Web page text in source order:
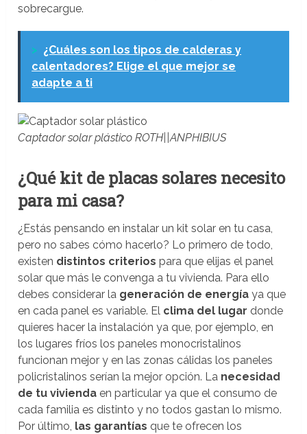
sobrecargue.
> ¿Cuáles son los tipos de calderas y
calentadores? Elige el que mejor se
adapte a ti
Captador solar plástico ROTH||ANPHIBIUS
¿Qué kit de placas solares necesito
para mi casa?
¿Estás pensando en instalar un kit solar en tu casa,
pero no sabes cómo hacerlo? Lo primero de todo,
existen distintos criteriospara que elijas el panel
solar que más le convenga a tu vivienda. Para ello
debes considerar la generación de energíaya que
en cada panel es variable. El clima del lugar donde
quieres hacer la instalación ya que, por ejemplo, en
los lugares fríos los paneles monocristalinos
funcionan mejor y en las zonas cálidas los paneles
policristalinos serían la mejor opción. La necesidad
de tu vivienda en particular ya que el consumo de
cada familia es distinto y no todos gastan lo mismo.
Por último, las garantías que te ofrecen los